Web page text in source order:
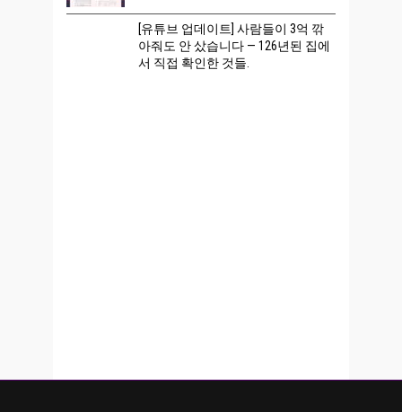
[유튜브 업데이트] 사람들이 3억 깎
아줘도 안 샀습니다 — 126년된 집에
서 직접 확인한 것들.